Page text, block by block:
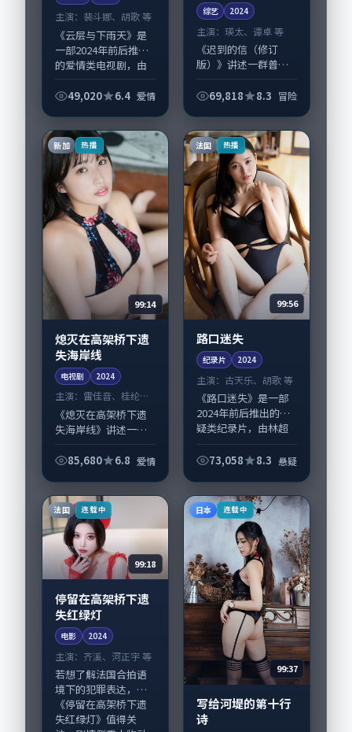
主演： 裴斗娜、胡歌 等
《云层与下雨天》是
一部2024年前后推出
的爱情类电视剧，由
胡歌，段奕宏、杨幂
市中的抉择与救...
49,020 6.4 爱情
综艺 2024
主演：瑛太、谭卓 等
《迟到的信（修订
版）》讲述一群普通
改写人生轨迹的故
头。导演李沧东擅长
留白叙事，瑛太、谭
卓的...
69,818 8.3 冒险
新加 热播
99:14
熄灭在高架桥下遗
失海岸线
电视剧 2024
主演： 雷佳音、桂纶镁
等
《熄灭在高架桥下遗
失海岸线》讲述一群
被迫改写人生轨迹的
噱头。导演王小帅擅
长留白叙事，雷佳音...
85,680 6.8 爱情
法国 热播
99:56
路口迷失
纪录片 2024
主演： 古天乐、胡歌 等
《路口迷失》是一部
2024年前后推出的悬
疑类纪录片，由林超
歌，王景春、沈腾等
市中的抉择与救赎...
73,058 8.3 悬疑
法国 连载中
99:18
停留在高架桥下遗
失红绿灯
电影 2024
主演： 齐溪、河正宇 等
若想了解法国合拍语
境下的犯罪表达，
《停留在高架桥下遗
失红绿灯》值得关
日本 连载中
99:37
写给河堤的第十行
诗